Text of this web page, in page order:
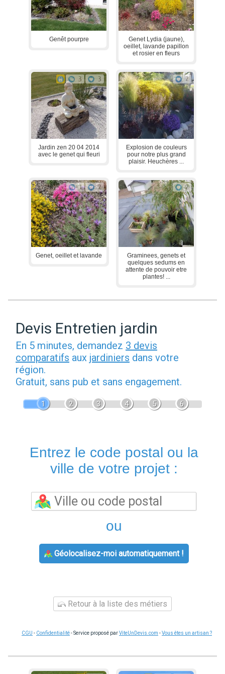
Genêt pourpre
Genet Lydia (jaune),
oeillet, lavande papillon
et rosier en fleurs
3 3
Jardin zen 20 04 2014
avec le genet qui fleuri
2
Explosion de couleurs
pour notre plus grand
plaisir. Heuchères ...
1 2
Genet, oeillet et lavande
2
Graminees, genets et
quelques sedums en
attente de pouvoir etre
plantes! ...
Devis Entretien jardin
En 5 minutes, demandez 3 devis
comparatifs aux jardiniers dans votre
région.
Gratuit, sans pub et sans engagement.
1 2 3 4 5 6
Entrez le code postal ou la
ville de votre projet :
ou
Géolocalisez-moi automatiquement !
Retour à la liste des métiers
CGU - Confidentialité- Service proposé parViteUnDevis.com -Vous êtes un artisan ?